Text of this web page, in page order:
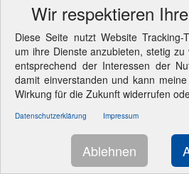
© 2026 LANDWEHR Computer und
Einstellungen
Wir respektieren
Diese Seite nutzt Website Tracking-
um ihre Dienste anzubieten, stetig
entsprechend der Interessen der
damit einverstanden und kann
Wirkung für die Zukunft widerrufen
Datenschutzerklärung Impressum
Ablehnen